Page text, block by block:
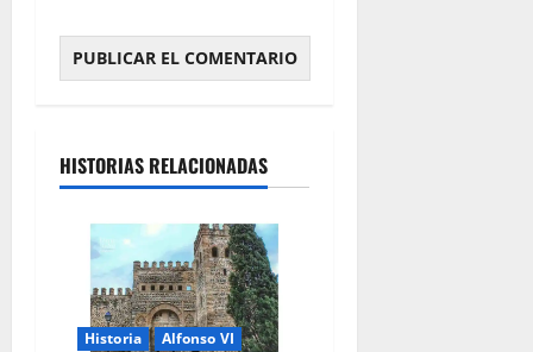
HISTORIAS RELACIONADAS
Historia
Alfonso VI